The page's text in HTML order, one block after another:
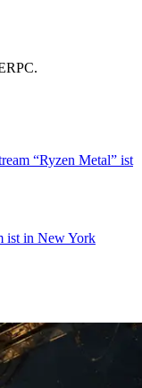
“Ryzen Metal” ist
ist in New York